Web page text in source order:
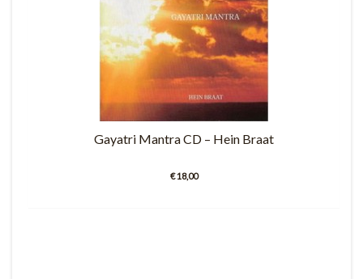
Gayatri Mantra CD – Hein Braat
€ 18,00